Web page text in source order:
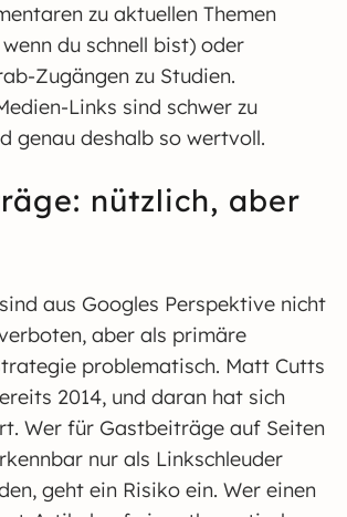
zu aktuellen Themen
du schnell bist) oder
Zugängen zu Studien.
Links sind schwer zu
genau deshalb so wertvoll.
nützlich, aber
aus Googles Perspektive nicht
aber als primäre
problematisch. Matt Cutts
2014, und daran hat sich
Wer für Gastbeiträge auf Seiten
nur als Linkschleuder
geht ein Risiko ein. Wer einen